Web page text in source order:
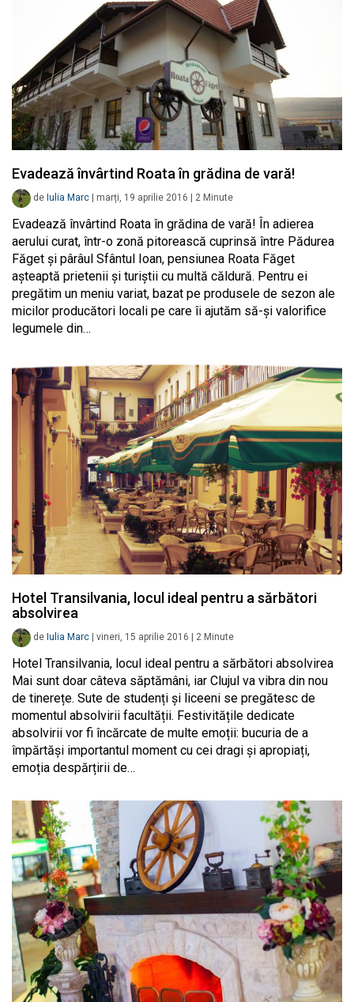
Evadează învârtind Roata în grădina de vară!
de Iulia Marc marți, 19 aprilie 2016 2 Minute
Evadează învârtind Roata în grădina de vară! În adierea
aerului curat, într-o zonă pitorească cuprinsă între Pădurea
Făget și pârâul Sfântul Ioan, pensiunea Roata Făget
așteaptă prietenii și turiștii cu multă căldură. Pentru ei
pregătim un meniu variat, bazat pe produsele de sezon ale
micilor producători locali pe care îi ajutăm să-și valorifice
legumele din…
Hotel Transilvania, locul ideal pentru a sărbători
absolvirea
de Iulia Marc vineri, 15 aprilie 2016 2 Minute
Hotel Transilvania, locul ideal pentru a sărbători absolvirea
Mai sunt doar câteva săptămâni, iar Clujul va vibra din nou
de tinerețe. Sute de studenți și liceeni se pregătesc de
momentul absolvirii facultății. Festivitățile dedicate
absolvirii vor fi încărcate de multe emoții: bucuria de a
împărtăși importantul moment cu cei dragi și apropiați,
emoția despărțirii de…